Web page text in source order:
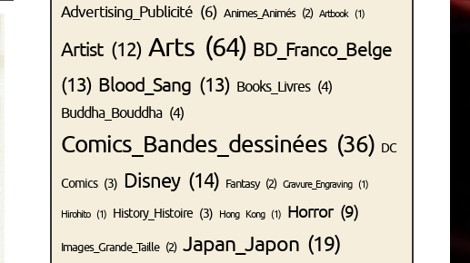
Advertising_Publicité (6) Animes_Animés(2) Artbook(1)
Artist(12) Arts (64) BD_Franco_Belge
(13) Blood_Sang (13) Books_Livres(4)
Buddha_Bouddha(4)
Comics_Bandes_dessinées (36) DC
Comics(3) Disney(14) Fantasy(2) Gravure_Engraving(1)
Hirohito(1) History_Histoire (3) Hong Kong(1) Horror(9)
Images_Grande_Taille(2) Japan_Japon (19)